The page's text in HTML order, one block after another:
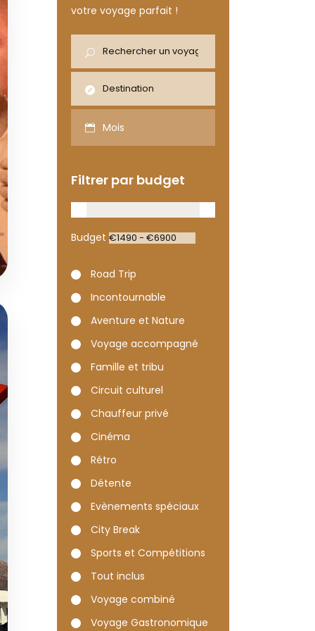
de
New Orleans
€4850
votre voyage parfait !
Mois
Filtrer par budget
Budget
Road Trip
Incontournable
Aventure et Nature
Voyage accompagné
Famille et tribu
Circuit culturel
Chauffeur privé
Cinéma
Rétro
Détente
Evènements spéciaux
City Break
Sports et Compétitions
Tout inclus
Voyage combiné
Voyage Gastronomique